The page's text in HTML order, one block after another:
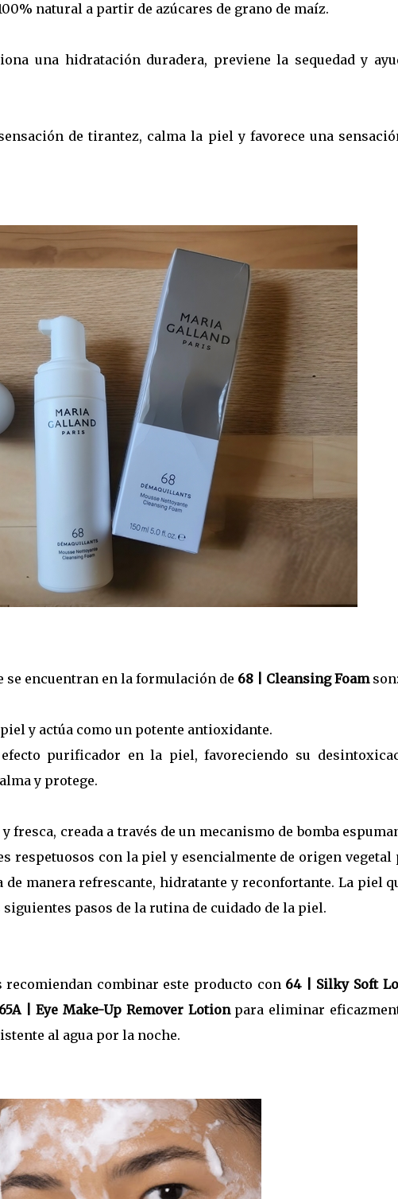
natural a partir de azúcares de grano de maíz.
una hidratación duradera, previene la sequedad y
de tirantez, calma la piel y favorece una
se encuentran en la formulación de 68 | Cleansing Foamson:
y actúa como un potente antioxidante.
purificador en la piel, favoreciendo su
y protege.
fresca, creada a través de un mecanismo de bomba
respetuosos con la piel y esencialmente de origen vegetal
manera refrescante, hidratante y reconfortante. La piel
pasos de la rutina de cuidado de la piel.
combinar este producto con 64 | Silky Soft
65A | Eye Make-Up Remover Lotionpara eliminar
al agua por la noche.